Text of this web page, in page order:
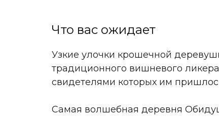
Что вас ожидает
Узкие улочки крошечной
традиционного вишневого
свидетелями которых им
Самая волшебная деревня